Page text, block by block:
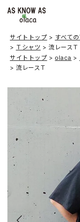
サイトトップ すべて
Ｔシャツ
流レースＴ
サイトトップ
olaca
流レースＴ